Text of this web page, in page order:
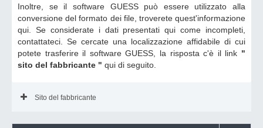
Inoltre, se il software GUESS può essere utilizzato alla
conversione del formato dei file, troverete quest'informazione
qui. Se considerate i dati presentati qui come incompleti,
contattateci. Se cercate una localizzazione affidabile di cui
potete trasferire il software GUESS, la risposta c'è il link "
sito del fabbricante " qui di seguito.
Sito del fabbricante